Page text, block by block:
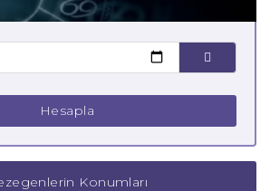
Hesapla
Konumları